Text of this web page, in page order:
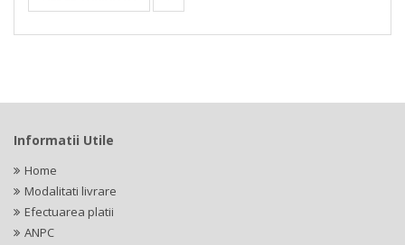
Informatii Utile
Home
Modalitati livrare
Efectuarea platii
ANPC